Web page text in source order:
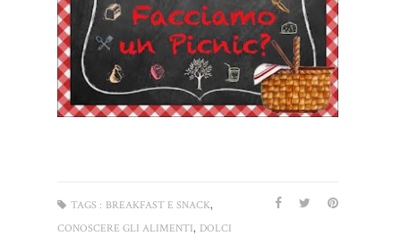
TAGS : BREAKFAST E SNACK,
CONOSCERE GLI ALIMENTI, DOLCI